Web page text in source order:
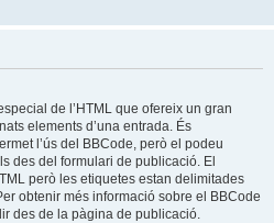
de l’HTML que ofereix un gran
elements d’una entrada. És
l’ús del BBCode, però el podeu
des del formulari de publicació. El
però les etiquetes estan delimitades
obtenir més informació sobre el BBCode
des de la pàgina de publicació.